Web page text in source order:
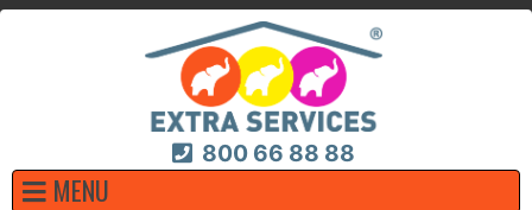
800 66 88 88
MENU